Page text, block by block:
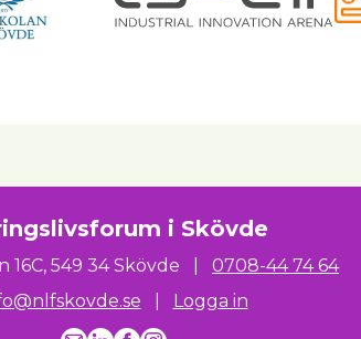
i Skövde
16C, 549 34 Skövde
0708-44 74 64
Logga in